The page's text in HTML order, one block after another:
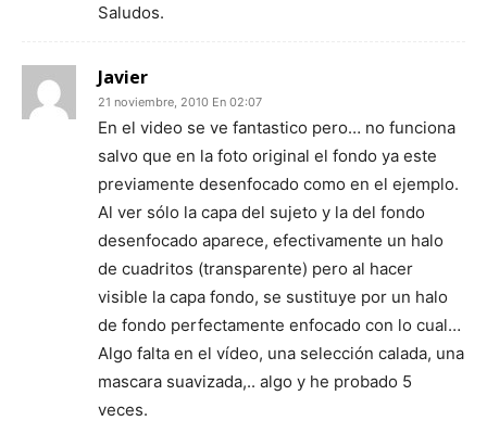
Saludos.
Javier
21 noviembre, 2010 En 02:07
En el video se ve fantastico pero… no funciona
salvo que en la foto original el fondo ya este
previamente desenfocado como en el ejemplo.
Al ver sólo la capa del sujeto y la del fondo
desenfocado aparece, efectivamente un halo
de cuadritos (transparente) pero al hacer
visible la capa fondo, se sustituye por un halo
de fondo perfectamente enfocado con lo cual…
Algo falta en el vídeo, una selección calada, una
mascara suavizada,.. algo y he probado 5
veces.